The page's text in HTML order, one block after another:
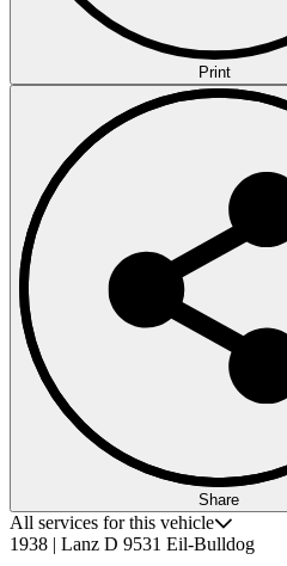
Print
Share
All services for this vehicle
1938 | Lanz D 9531 Eil-Bulldog